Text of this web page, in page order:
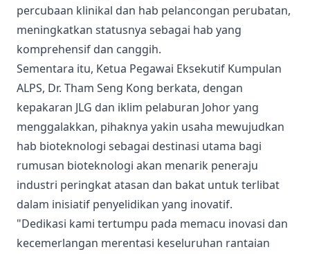
percubaan klinikal dan hab pelancongan perubatan,
meningkatkan statusnya sebagai hab yang
komprehensif dan canggih.
Sementara itu, Ketua Pegawai Eksekutif Kumpulan
ALPS, Dr. Tham Seng Kong berkata, dengan
kepakaran JLG dan iklim pelaburan Johor yang
menggalakkan, pihaknya yakin usaha mewujudkan
hab bioteknologi sebagai destinasi utama bagi
rumusan bioteknologi akan menarik peneraju
industri peringkat atasan dan bakat untuk terlibat
dalam inisiatif penyelidikan yang inovatif.
"Dedikasi kami tertumpu pada memacu inovasi dan
kecemerlangan merentasi keseluruhan rantaian